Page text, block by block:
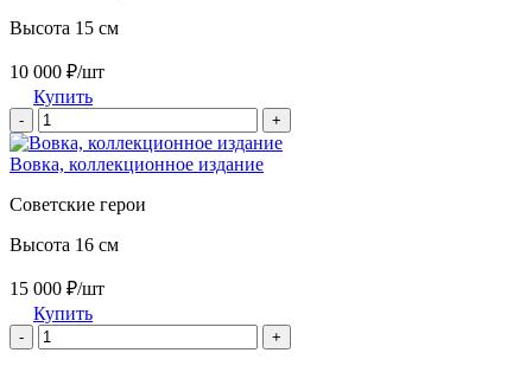
Высота 15 см
10 000 ₽/шт
Купить
- +
Вовка, коллекционное издание
Советские герои
Высота 16 см
15 000 ₽/шт
Купить
- +